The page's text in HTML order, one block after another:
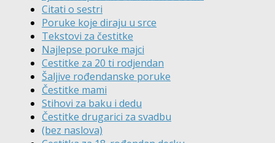
Citati o sestri
Poruke koje diraju u srce
Tekstovi za čestitke
Najlepse poruke majci
Cestitke za 20 ti rodjendan
Šaljive rođendanske poruke
Čestitke mami
Stihovi za baku i dedu
Čestitke drugarici za svadbu
(bez naslova)